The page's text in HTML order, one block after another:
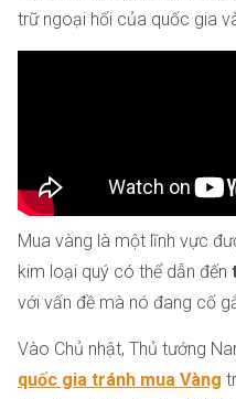
trữ ngoại hối của quốc gia
Mua vàng là một lĩnh vực
kim loại quý có thể dẫn đến
với vấn đề mà nó đang cố
Vào Chủ nhật, Thủ tướng
quốc gia tránh mua Vàng